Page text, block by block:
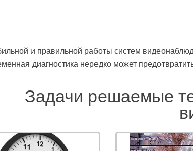
и правильной работы систем
диагностика нередко может
Задачи решаемые